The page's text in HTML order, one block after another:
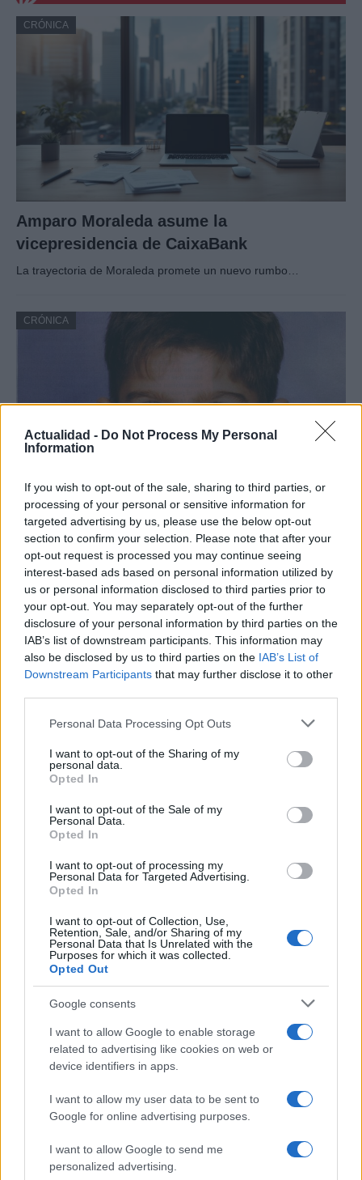
Actualidad - Do Not Process My Personal
Information
If you wish to opt-out of the sale, sharing to third parties, or
processing of your personal or sensitive information for
targeted advertising by us, please use the below opt-out
section to confirm your selection. Please note that after your
opt-out request is processed you may continue seeing
interest-based ads based on personal information utilized by
us or personal information disclosed to third parties prior to
your opt-out. You may separately opt-out of the further
disclosure of your personal information by third parties on the
IAB’s list of downstream participants. This information may
also be disclosed by us to third parties on the IAB’s List of
Downstream Participants that may further disclose it to other
Please note that this website/app uses one or more Google
not limited to your visit or usage behaviour. You may click to
grant or deny consent to Google and its third-party tags to
use your data for below specified purposes in below Google
consent section.
Personal Data Processing Opt Outs
I want to opt-out of the Sharing of my
personal data.
Opted In
I want to opt-out of the Sale of my
Personal Data.
Opted In
I want to opt-out of processing my
Personal Data for Targeted Advertising.
Opted In
I want to opt-out of Collection, Use,
Retention, Sale, and/or Sharing of my
Personal Data that Is Unrelated with the
Purposes for which it was collected.
Opted Out
Google consents
I want to allow Google to enable storage
related to advertising like cookies on web or
device identifiers in apps.
I want to allow my user data to be sent to
Google for online advertising purposes.
I want to allow Google to send me
personalized advertising.
CRÓNICA
Amparo Moraleda asume la
vicepresidencia de CaixaBank
La trayectoria de Moraleda promete un nuevo rumbo…
CRÓNICA
Nuevo giro en el caso Yéremi Vargas:
desvelan el informe forense
El ‘caso Yéremi Vargas’, el niño desaparecido en 2007…
CRÓNICA
Curso de verano de la Universidad de La
Rioja finaliza con celebración
gastronómica
La Universidad de La Rioja despidió a 60…
CRÓNICA
fallece durante un incendio en un hotel